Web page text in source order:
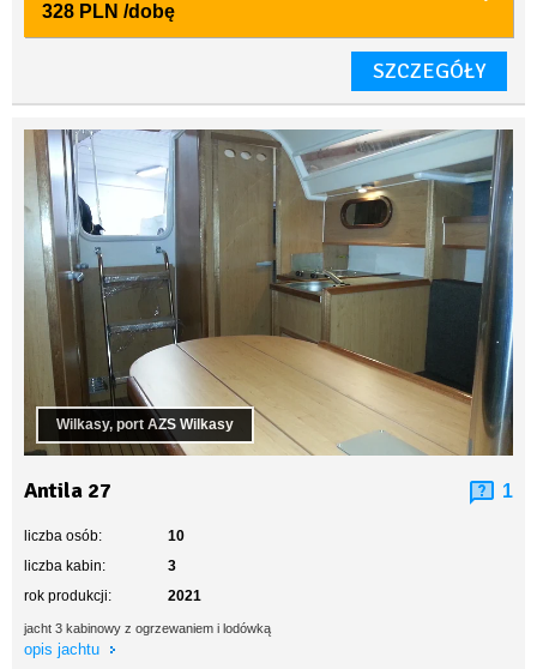
328 PLN /dobę
SZCZEGÓŁY
Wilkasy, port AZS Wilkasy
Antila 27 1
liczba osób:
10
liczba kabin:
3
rok produkcji:
2021
jacht 3 kabinowy z ogrzewaniem i lodówką
opis jachtu